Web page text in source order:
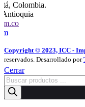
Colombia.
Antioquia
Copyright © 2023, ICC -
reservados. Desarrollado por
Cerrar
Búsqueda
de
productos